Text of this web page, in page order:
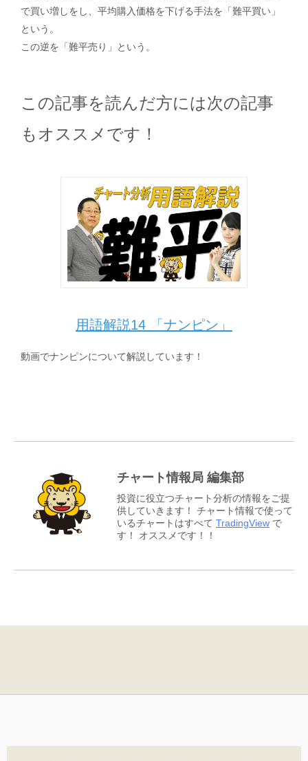
で買い増しをし、平均購入価格を下げる手法を「難平買い」
という。
この逆を「難平売り」という。
この記事を読んだ方には次の記事
もオススメです！
用語解説14 「ナンピン」
動画でナンピンについて解説しています！
チャート情報局 編集部
投資に役立つチャート分析の情報をご提
供していきます！ チャート情報で使って
いるチャートはすべて TradingView で
す！ オススメです！！